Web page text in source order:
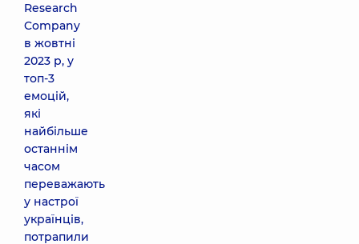
Research
Company
в жовтні
2023 р, у
топ-3
емоцій,
які
найбільше
останнім
часом
переважають
у настрої
українців,
потрапили